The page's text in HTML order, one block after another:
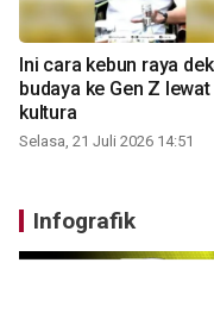
Ini cara kebun raya
budaya ke Gen Z lewat
kultura
Selasa, 21 Juli 2026 14:51
Infografik